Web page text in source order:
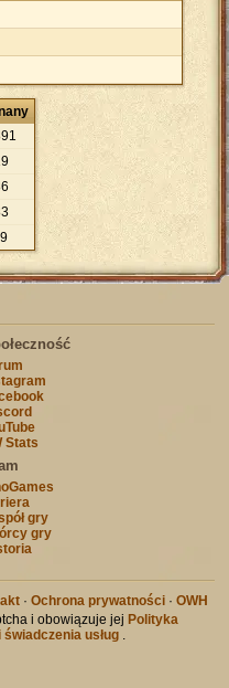
Stats
gry
gry
·Ochrona prywatności ·OWH
i obowiązuje jej Polityka
usług.